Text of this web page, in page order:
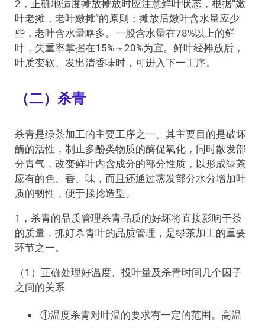
2，正确地适度摊放摊放时应注意鲜叶状态，根据“嫩
叶老摊，老叶嫩摊”的原则；摊放后嫩叶含水量应少
些，老叶含水量略多。一般含水量在78%以上的鲜
叶，失重率掌握在15%～20%为宜。鲜叶经摊放后，
叶质变软、发出清香味时，可进入下一工序。
（二）杀青
杀青是绿茶加工的主要工序之一。其主要目的是破坏
酶的活性，制止多酚类物质的酶促氧化，同时散发部
分青气，改变鲜叶内含成分的部分性质，以形成绿茶
应有的色、香、味，而且还通过蒸发部分水分增加叶
质的韧性，便于揉捻造型。
1，杀青的品质管理杀青品质的好坏将直接影响干茶
的质量，抓好杀青叶的品质管理，是绿茶加工的重要
环节之一。
（1）正确处理好温度、投叶量及杀青时间几个因子
之间的关系
①温度杀青对叶温的要求有一定的范围。高温